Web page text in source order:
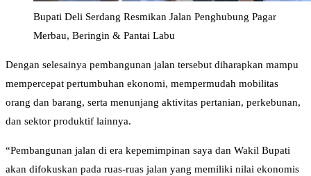
Bupati Deli Serdang Resmikan Jalan Penghubung Pagar
Merbau, Beringin & Pantai Labu
Dengan selesainya pembangunan jalan tersebut diharapkan mampu
mempercepat pertumbuhan ekonomi, mempermudah mobilitas
orang dan barang, serta menunjang aktivitas pertanian, perkebunan,
dan sektor produktif lainnya.
“Pembangunan jalan di era kepemimpinan saya dan Wakil Bupati
akan difokuskan pada ruas-ruas jalan yang memiliki nilai ekonomis